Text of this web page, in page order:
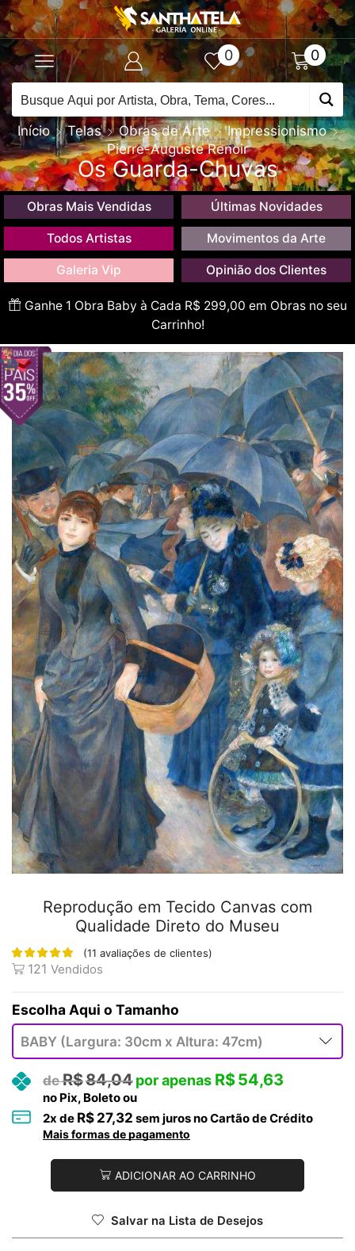
0 0
Início Telas Obras de Arte
Impressionismo
Pierre-Auguste Renoir
Os Guarda-Chuvas
Obras Mais Vendidas Últimas Novidades
Todos Artistas Movimentos da Arte
Galeria Vip Opinião dos Clientes
Ganhe 1 Obra Baby à Cada R$ 299,00 em Obras no seu
Carrinho!
Reprodução em Tecido Canvas com
Qualidade Direto do Museu
(11 avaliações de clientes)
121 Vendidos
Tamanho
R$84,04 R$54,63
no Pix, Boleto ou
2x de R$ 27,32 sem juros no Cartão de Crédito
Mais formas de pagamento
ADICIONAR AO CARRINHO
Salvar na Lista de Desejos